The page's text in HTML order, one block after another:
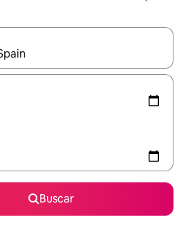
estiverem disponíveis, explore-
Buscar